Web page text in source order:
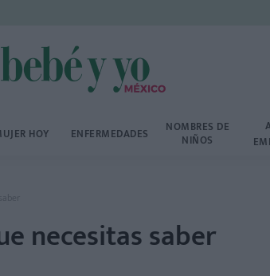
HOY ENFERMEDADES NOMBRES DE
NIÑOS
necesitas saber